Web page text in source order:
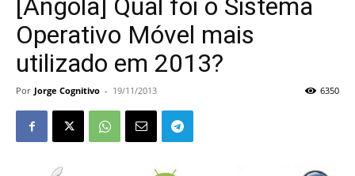
[Angola] Qual foi o Sistema
Operativo Móvel mais
utilizado em 2013?
Por Jorge Cognitivo - 19/11/2013 6350